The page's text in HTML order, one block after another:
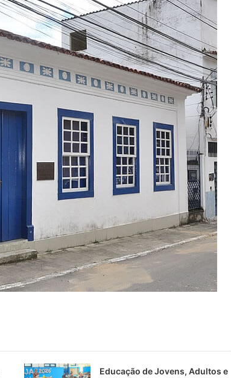
Educação de Jovens, Adultos e